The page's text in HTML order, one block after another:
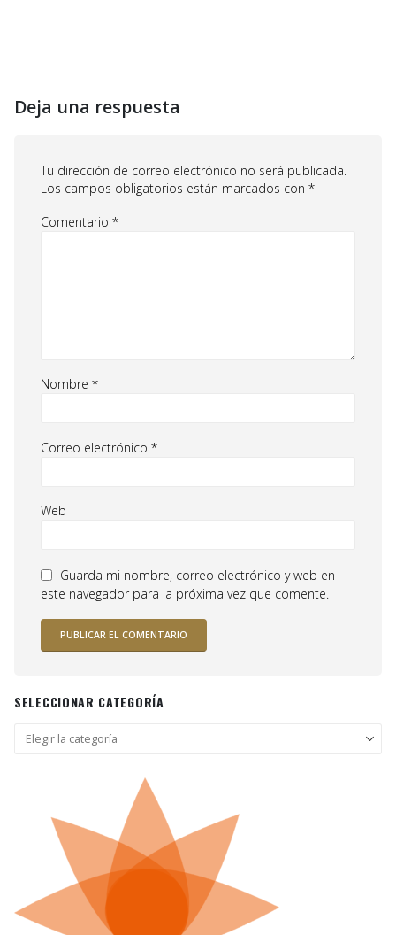
Deja una respuesta
Tu dirección de correo electrónico no será publicada.
Los campos obligatorios están marcados con *
Comentario *
Nombre *
Correo electrónico *
Web
Guarda mi nombre, correo electrónico y web en
este navegador para la próxima vez que comente.
SELECCIONAR CATEGORÍA
Seleccionar
categoría